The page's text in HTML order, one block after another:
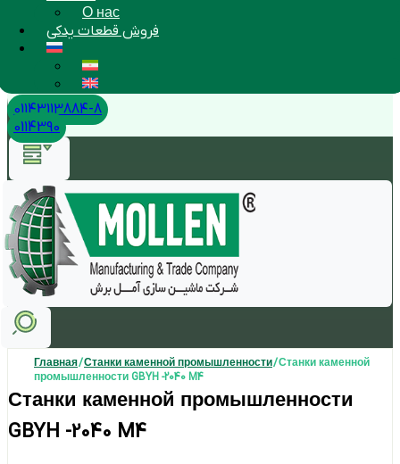
О нас
فروش قطعات یدکی
01143113884-8
0114390
Главная/Станки каменной промышленности/ Станки каменной
промышленности GBYH -2040 M4
Станки каменной промышленности
GBYH -2040 M4